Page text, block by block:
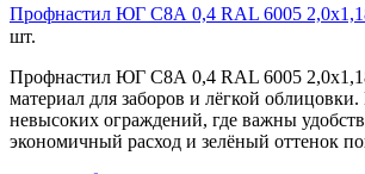
Профнастил ЮГ С8А 0,4 RAL 6005
шт.
Профнастил ЮГ С8А 0,4 RAL 6005
материал для заборов и лёгкой
невысоких ограждений, где важны
экономичный расход и зелёный оттенок